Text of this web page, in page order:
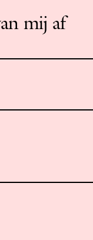
mij af